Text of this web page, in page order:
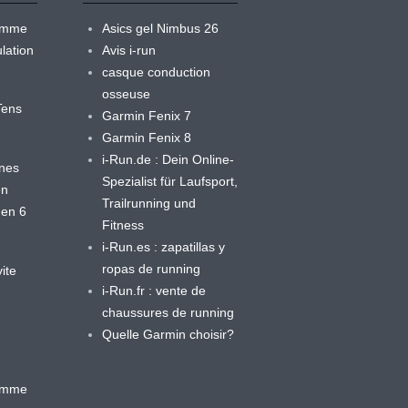
6
Asics gel Nimbus 26
Avis i-run
casque conduction
osseuse
Garmin Fenix 7
Garmin Fenix 8
i-Run.de : Dein Online-
Spezialist für Laufsport,
Trailrunning und
Fitness
i-Run.es : zapatillas y
ropas de running
i-Run.fr : vente de
chaussures de running
Quelle Garmin choisir?